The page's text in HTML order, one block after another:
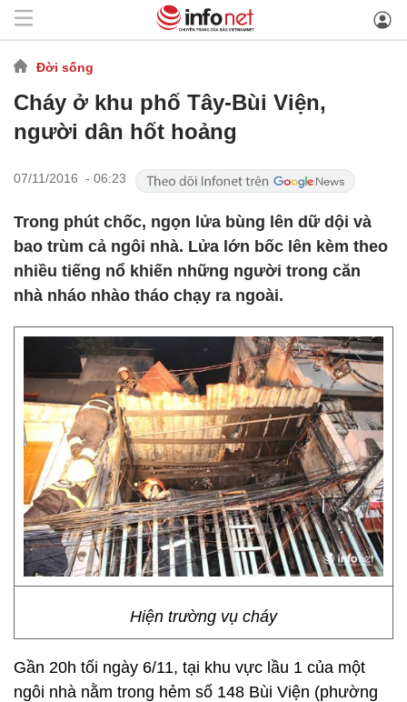
Đời sống
Cháy ở khu phố Tây-Bùi Viện,
người dân hốt hoảng
07/11/2016 - 06:23
Trong phút chốc, ngọn lửa bùng lên dữ dội và
bao trùm cả ngôi nhà. Lửa lớn bốc lên kèm theo
nhiều tiếng nổ khiến những người trong căn
nhà nháo nhào tháo chạy ra ngoài.
Hiện trường vụ cháy
Gần 20h tối ngày 6/11, tại khu vực lầu 1 của một
ngôi nhà nằm trong hẻm số 148 Bùi Viện (phường